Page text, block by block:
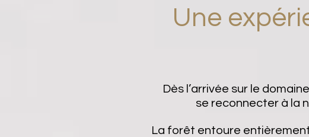
Une
Dès l’arrivée sur le
se reconnecter à la
La forêt entoure